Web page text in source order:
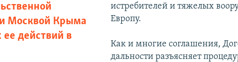
Москвой Крыма
ее действий в
истребителей и тяжелых
Европу.
Как и многие соглашения,
дальности разъясняет